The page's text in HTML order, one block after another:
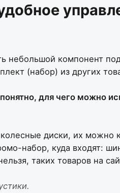
небольшой компонент
(набор) из других
для чего можно
диски, их можно
набор, куда входят:
таких товаров на